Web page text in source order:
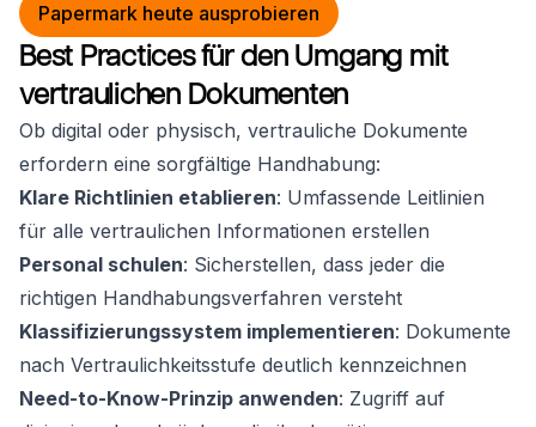
Papermark heute ausprobieren
Best Practices für den Umgang mit
vertraulichen Dokumenten
Ob digital oder physisch, vertrauliche Dokumente
erfordern eine sorgfältige Handhabung:
Klare Richtlinien etablieren: Umfassende Leitlinien
für alle vertraulichen Informationen erstellen
Personal schulen: Sicherstellen, dass jeder die
richtigen Handhabungsverfahren versteht
Klassifizierungssystem implementieren: Dokumente
nach Vertraulichkeitsstufe deutlich kennzeichnen
Need-to-Know-Prinzip anwenden: Zugriff auf